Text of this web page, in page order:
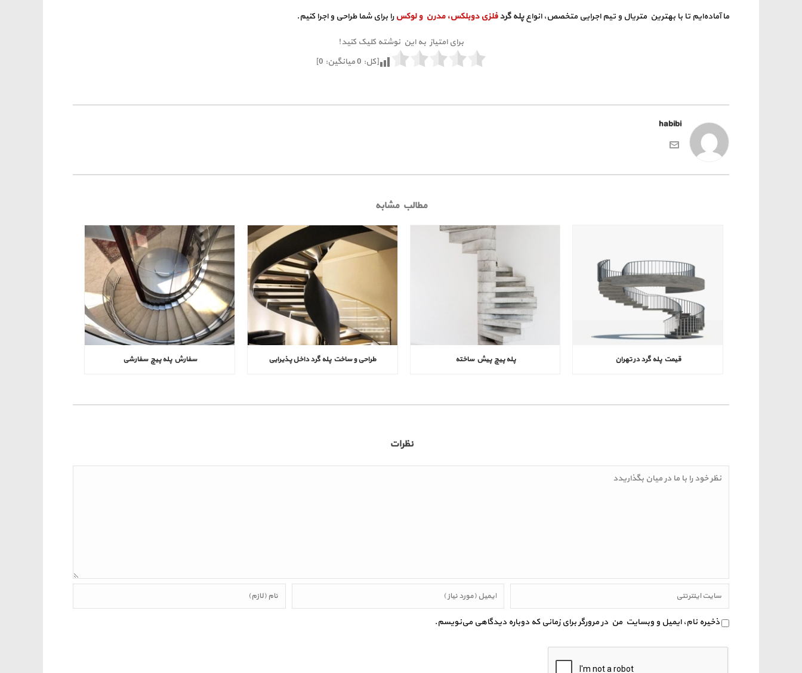
ما آماده‌ایم تا با بهترین متریال و تیم اجرایی متخصص، انواعپله گردفلزی دوبلکس، مدرن و لوکسرا برای شما طراحی و اجرا کنیم.
برای امتیاز به این نوشته کلیک کنید!
[کل: 0میانگین: 0
]
habibi
مطالب مشابه
قیمت پله گرد در تهران پله پیچ پیش‌ ساخته طراحی و ساخت پله گرد داخل پذیرایی سفارش پله پیچ سفارشی
نظرات
ذخیره نام، ایمیل و وبسایت من در مرورگر برای زمانی که دوباره دیدگاهی می‌نویسم.